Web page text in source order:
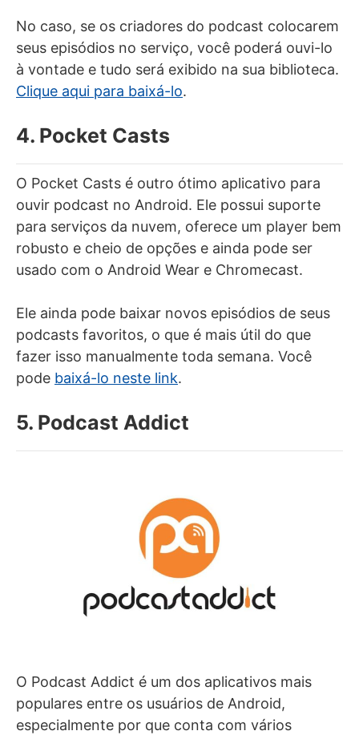
No caso, se os criadores do podcast colocarem
seus episódios no serviço, você poderá ouvi-lo
à vontade e tudo será exibido na sua biblioteca.
Clique aqui para baixá-lo.
4. Pocket Casts
O Pocket Casts é outro ótimo aplicativo para
ouvir podcast no Android. Ele possui suporte
para serviços da nuvem, oferece um player bem
robusto e cheio de opções e ainda pode ser
usado com o Android Wear e Chromecast.
Ele ainda pode baixar novos episódios de seus
podcasts favoritos, o que é mais útil do que
fazer isso manualmente toda semana. Você
pode baixá-lo neste link.
5. Podcast Addict
O Podcast Addict é um dos aplicativos mais
populares entre os usuários de Android,
especialmente por que conta com vários